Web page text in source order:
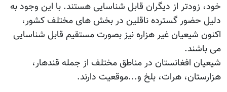
خود، زودتر از دیگران قابل شناسایی هستند. با این وجود به
دلیل حضور گسترده ناقلین در بخش های مختلف کشور،
اکنون شیعیان غیر هزاره نیز بصورت مستقیم قابل شناسایی
می باشند.
شیعیان افغانستان در مناطق مختلف از جمله قندهار،
هزارستان، هرات، بلخ و...موقعیت دارند.